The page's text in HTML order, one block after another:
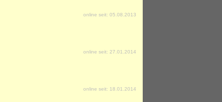
online seit: 05.08.2013
online seit: 27.01.2014
online seit: 18.01.2014